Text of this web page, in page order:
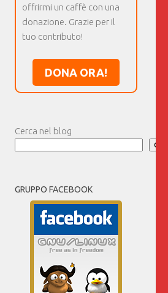
offrirmi un caffè con una
donazione. Grazie per il
tuo contributo!
DONA ORA!
Cerca nel blog
GRUPPO FACEBOOK